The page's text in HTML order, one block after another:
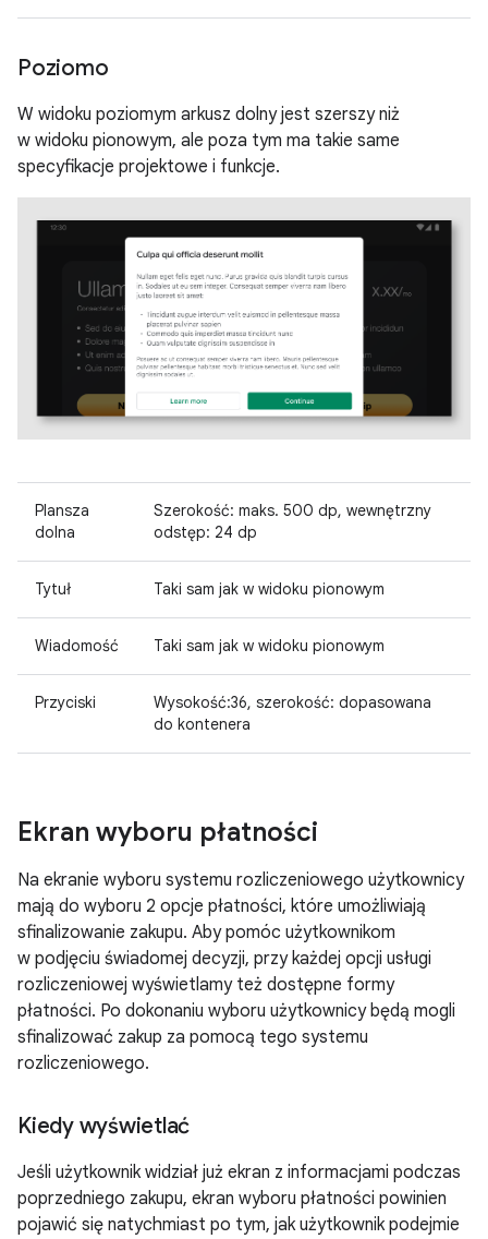
Poziomo
W widoku poziomym arkusz dolny jest szerszy niż
w widoku pionowym, ale poza tym ma takie same
specyfikacje projektowe i funkcje.
Plansza
dolna
Szerokość: maks. 500 dp, wewnętrzny
odstęp: 24 dp
Tytuł Taki sam jak w widoku pionowym
Wiadomość Taki sam jak w widoku pionowym
Przyciski
Wysokość:36, szerokość: dopasowana
do kontenera
Ekran wyboru płatności
Na ekranie wyboru systemu rozliczeniowego użytkownicy
mają do wyboru 2 opcje płatności, które umożliwiają
sfinalizowanie zakupu. Aby pomóc użytkownikom
w podjęciu świadomej decyzji, przy każdej opcji usługi
rozliczeniowej wyświetlamy też dostępne formy
płatności. Po dokonaniu wyboru użytkownicy będą mogli
sfinalizować zakup za pomocą tego systemu
rozliczeniowego.
Kiedy wyświetlać
Jeśli użytkownik widział już ekran z informacjami podczas
poprzedniego zakupu, ekran wyboru płatności powinien
pojawić się natychmiast po tym, jak użytkownik podejmie